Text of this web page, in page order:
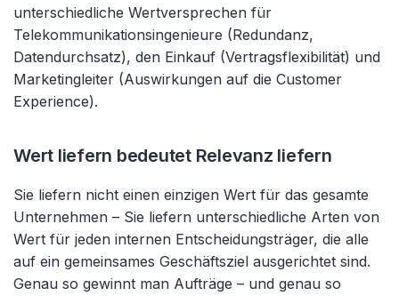
unterschiedliche Wertversprechen für
Telekommunikationsingenieure (Redundanz,
Datendurchsatz), den Einkauf (Vertragsflexibilität) und
Marketingleiter (Auswirkungen auf die Customer
Experience).
Wert liefern bedeutet Relevanz liefern
Sie liefern nicht einen einzigen Wert für das gesamte
Unternehmen – Sie liefern unterschiedliche Arten von
Wert für jeden internen Entscheidungsträger, die alle
auf ein gemeinsames Geschäftsziel ausgerichtet sind.
Genau so gewinnt man Aufträge – und genau so